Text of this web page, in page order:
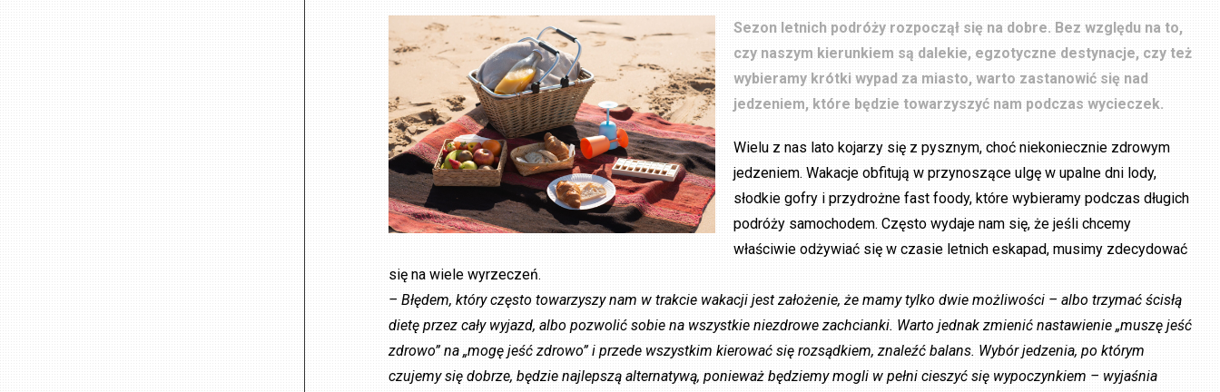
Sezon letnich podróży rozpoczął się na dobre. Bez względu na to,
czy naszym kierunkiem są dalekie, egzotyczne destynacje, czy też
wybieramy krótki wypad za miasto, warto zastanowić się nad
jedzeniem, które będzie towarzyszyć nam podczas wycieczek.
Wielu z nas lato kojarzy się z pysznym, choć niekoniecznie zdrowym
jedzeniem. Wakacje obfitują w przynoszące ulgę w upalne dni lody,
słodkie gofry i przydrożne fast foody, które wybieramy podczas długich
podróży samochodem. Często wydaje nam się, że jeśli chcemy
właściwie odżywiać się w czasie letnich eskapad, musimy zdecydować
się na wiele wyrzeczeń.
– Błędem, który często towarzyszy nam w trakcie wakacji jest założenie, że mamy tylko dwie możliwości – albo trzymać ścisłą
dietę przez cały wyjazd, albo pozwolić sobie na wszystkie niezdrowe zachcianki. Warto jednak zmienić nastawienie „muszę jeść
zdrowo” na „mogę jeść zdrowo” i przede wszystkim kierować się rozsądkiem, znaleźć balans. Wybór jedzenia, po którym
czujemy się dobrze, będzie najlepszą alternatywą, ponieważ będziemy mogli w pełni cieszyć się wypoczynkiem – wyjaśnia